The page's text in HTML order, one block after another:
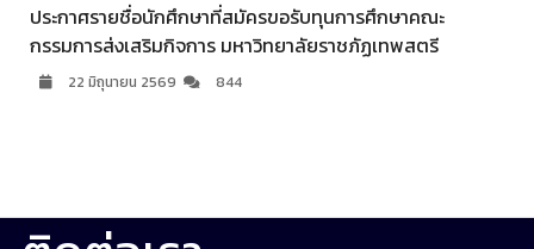
ประกาศรายชื่อนักศึกษาที่สมัครขอรับทุนการศึกษาคณะ
กรรมการส่งเสริมกิจการ มหาวิทยาลัยราชภัฏเทพสตรี
22 มิถุนายน 2569 844